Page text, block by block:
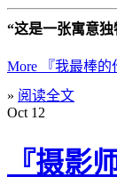
“这是一张寓意
More 『我最棒的
» 阅读全文
Oct 12
『摄影